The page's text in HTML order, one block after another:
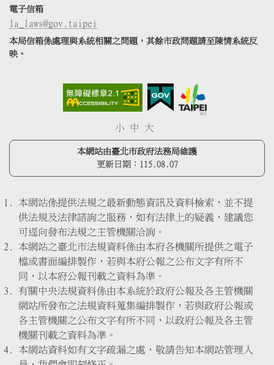
電子信箱
la_laws@gov.taipei
本局信箱係處理與系統相關之問題，其餘市政問題請至陳情系統反
映。
小 中 大
本網站由臺北市政府法務局維護
更新日期： 115.08.07
本網站係提供法規之最新動態資訊及資料檢索，並不提
供法規及法律諮詢之服務，如有法律上的疑義，建議您
可逕向發布法規之主管機關洽詢。
本網站之臺北市法規資料係由本府各機關所提供之電子
檔或書面編排製作，若與本府公報之公布文字有所不
同，以本府公報刊載之資料為準。
有關中央法規資料係由本系統於政府公報及各主管機關
網站所發布之法規資料蒐集編排製作，若與政府公報或
各主管機關之公布文字有所不同，以政府公報及各主管
機關刊載之資料為準。
本網站資料如有文字疏漏之處，敬請告知本網站管理人